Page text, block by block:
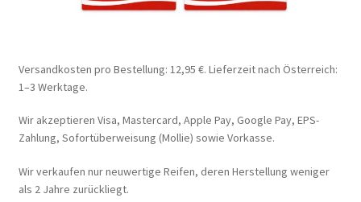
Versandkosten pro Bestellung: 12,95 €. Lieferzeit nach Österreich:
1–3 Werktage.
Wir akzeptieren Visa, Mastercard, Apple Pay, Google Pay, EPS-
Zahlung, Sofortüberweisung (Mollie) sowie Vorkasse.
Wir verkaufen nur neuwertige Reifen, deren Herstellung weniger
als 2 Jahre zurückliegt.